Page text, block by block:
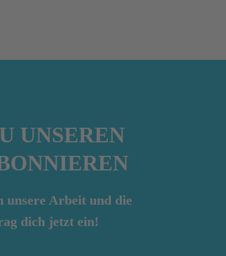
UNSEREN
unsere Arbeit und die
dich jetzt ein!